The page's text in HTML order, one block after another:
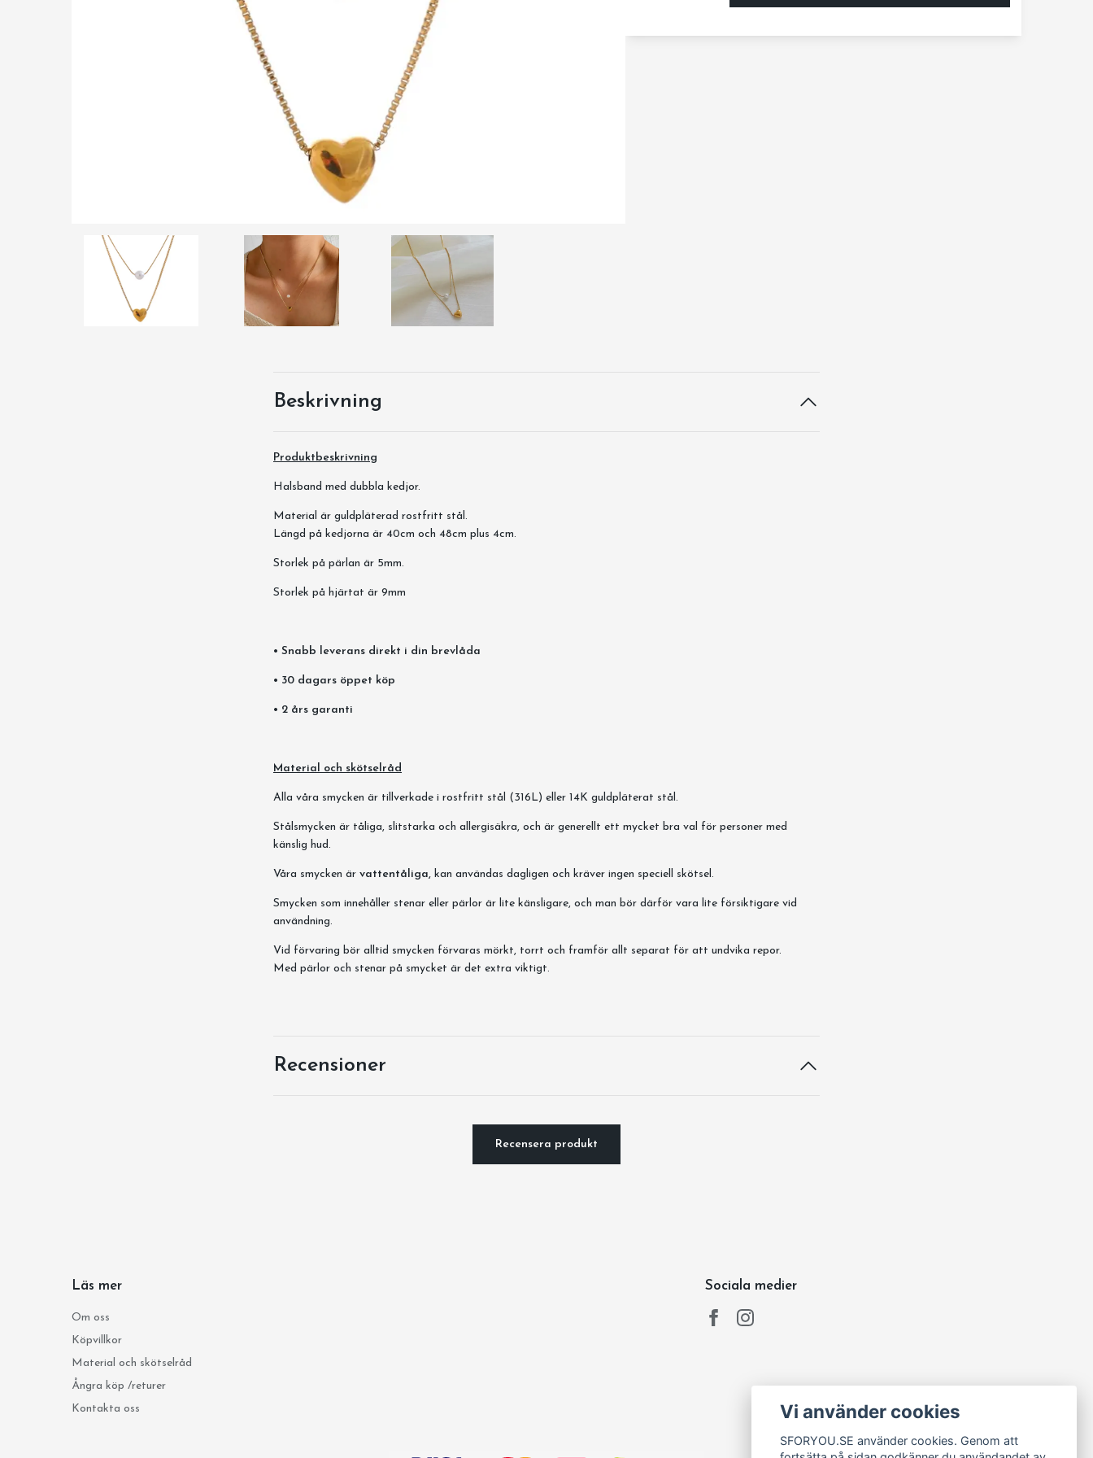
Beskrivning
Produktbeskrivning
Halsband med dubbla kedjor.
Material är guldpläterad rostfritt stål.
Längd på kedjorna är 40cm och 48cm plus 4cm.
Storlek på pärlan är 5mm.
Storlek på hjärtat är 9mm
• Snabb leverans direkt i din brevlåda
• 30 dagars öppet köp
• 2 års garanti
Material och skötselråd
Alla våra smycken är tillverkade i rostfritt stål (316L) eller 14K guldpläterat stål.
Stålsmycken är tåliga, slitstarka och allergisäkra, och är generellt ett mycket bra val för personer med
känslig hud.
Våra smycken är vattentåliga, kan användas dagligen och kräver ingen speciell skötsel.
Smycken som innehåller stenar eller pärlor är lite känsligare, och man bör därför vara lite försiktigare vid
användning.
Vid förvaring bör alltid smycken förvaras mörkt, torrt och framför allt separat för att undvika repor.
Med pärlor och stenar på smycket är det extra viktigt.
Recensioner
Recensera produkt
Läs mer
Om oss
Köpvillkor
Material och skötselråd
Ångra köp /returer
Kontakta oss
Sociala medier
Vi använder cookies
SFORYOU.SE använder cookies. Genom att